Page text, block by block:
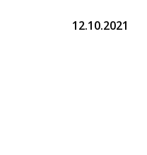
12.10.2021